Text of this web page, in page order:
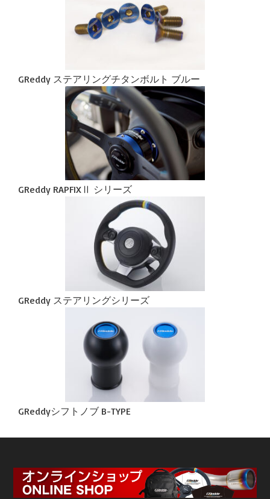
GReddy ステアリングチタンボルト ブルー
GReddy RAPFIXⅡ シリーズ
GReddy ステアリングシリーズ
GReddyシフトノブ B-TYPE